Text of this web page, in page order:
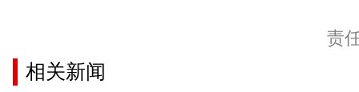
责
相关新闻